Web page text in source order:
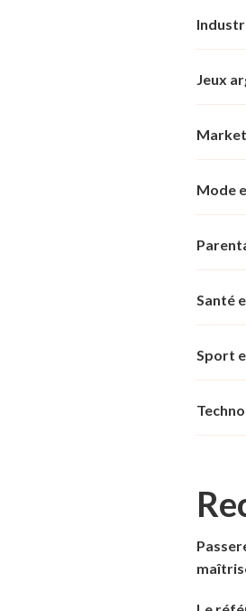
Jeux
Mode
Santé
Sport